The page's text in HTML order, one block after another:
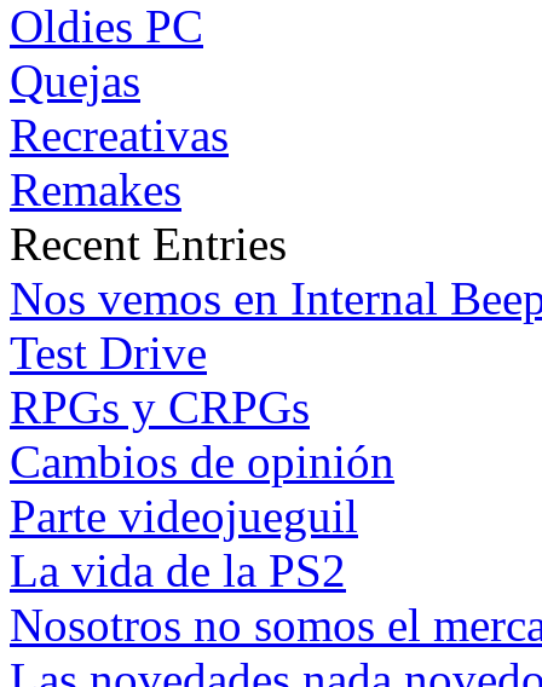
Oldies PC
Quejas
Recreativas
Remakes
Recent Entries
Nos vemos en Internal
Test Drive
RPGs y CRPGs
Cambios de opinión
Parte videojueguil
La vida de la PS2
Nosotros no somos el